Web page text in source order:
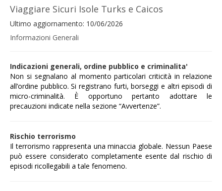
Viaggiare Sicuri Isole Turks e Caicos
Ultimo aggiornamento: 10/06/2026
Informazioni Generali
Indicazioni generali, ordine pubblico e criminalita'
Non si segnalano al momento particolari criticità in relazione
all’ordine pubblico.Si registrano furti, borseggi e altri episodi di
micro-criminalità. È opportuno pertanto adottare le
precauzioni indicate nella sezione “Avvertenze”.
Rischio terrorismo
Il terrorismo rappresenta una minaccia globale. Nessun Paese
può essere considerato completamente esente dal rischio di
episodi ricollegabili a tale fenomeno.